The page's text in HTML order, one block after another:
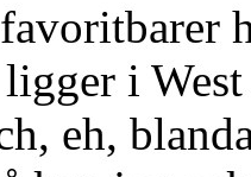
i
eh,